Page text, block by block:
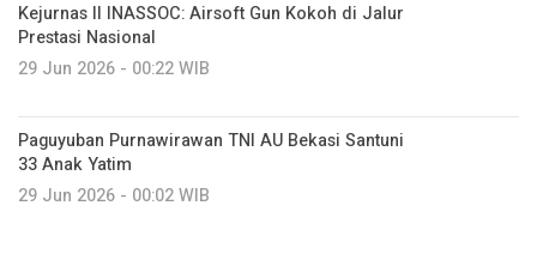
Kejurnas II INASSOC: Airsoft Gun Kokoh di Jalur
Prestasi Nasional
29 Jun 2026 - 00:22 WIB
Paguyuban Purnawirawan TNI AU Bekasi Santuni
33 Anak Yatim
29 Jun 2026 - 00:02 WIB